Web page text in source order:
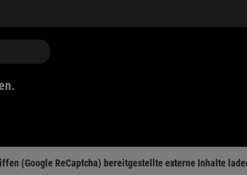
(Google ReCaptcha) bereitgestellte externe Inhalte